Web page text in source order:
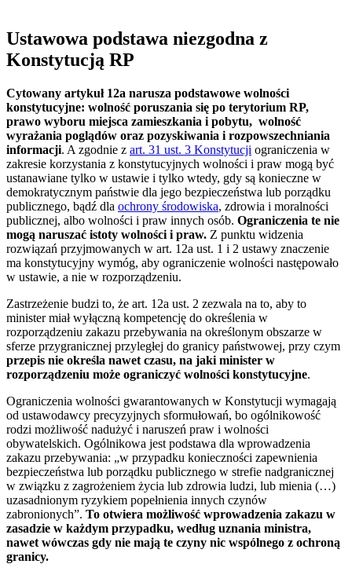
Ustawowa podstawa niezgodna z
Konstytucją RP
Cytowany artykuł 12a narusza podstawowe wolności
konstytucyjne: wolność poruszania się po terytorium RP,
prawo wyboru miejsca zamieszkania i pobytu, wolność
wyrażania poglądów oraz pozyskiwania i rozpowszechniania
informacji. A zgodnie z art. 31 ust. 3 Konstytucji ograniczenia w
zakresie korzystania z konstytucyjnych wolności i praw mogą być
ustanawiane tylko w ustawie i tylko wtedy, gdy są konieczne w
demokratycznym państwie dla jego bezpieczeństwa lub porządku
publicznego, bądź dla ochrony środowiska, zdrowia i moralności
publicznej, albo wolności i praw innych osób. Ograniczenia te nie
mogą naruszać istoty wolności i praw. Z punktu widzenia
rozwiązań przyjmowanych w art. 12a ust. 1 i 2 ustawy znaczenie
ma konstytucyjny wymóg, aby ograniczenie wolności następowało
w ustawie, a nie w rozporządzeniu.
Zastrzeżenie budzi to, że art. 12a ust. 2 zezwala na to, aby to
minister miał wyłączną kompetencję do określenia w
rozporządzeniu zakazu przebywania na określonym obszarze w
sferze przygranicznej przyległej do granicy państwowej, przy czym
przepis nie określa nawet czasu, na jaki minister w
rozporządzeniu może ograniczyć wolności konstytucyjne.
Ograniczenia wolności gwarantowanych w Konstytucji wymagają
od ustawodawcy precyzyjnych sformułowań, bo ogólnikowość
rodzi możliwość nadużyć i naruszeń praw i wolności
obywatelskich. Ogólnikowa jest podstawa dla wprowadzenia
zakazu przebywania: „w przypadku konieczności zapewnienia
bezpieczeństwa lub porządku publicznego w strefie nadgranicznej
w związku z zagrożeniem życia lub zdrowia ludzi, lub mienia (…)
uzasadnionym ryzykiem popełnienia innych czynów
zabronionych”. To otwiera możliwość wprowadzenia zakazu w
zasadzie w każdym przypadku, według uznania ministra,
nawet wówczas gdy nie mają te czyny nic wspólnego z ochroną
granicy.